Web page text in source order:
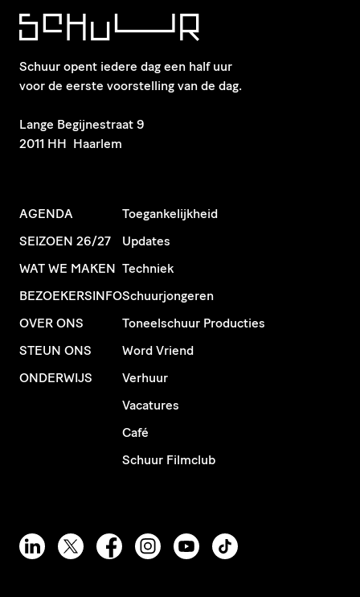
Schuur opent iedere dag een half uur
voor de eerste voorstelling van de dag.
​Lange Begijnestraat 9
2011 HH Haarlem
AGENDA
SEIZOEN 26/27
WAT WE MAKEN
BEZOEKERSINFO
OVER ONS
STEUN ONS
ONDERWIJS
Toegankelijkheid
Updates
Techniek
Schuurjongeren
Toneelschuur Producties
Word Vriend
Verhuur
Vacatures
Café
Schuur Filmclub